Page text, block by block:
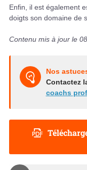
Enfin, il est également
doigts son domaine de
Contenu mis à jour le
Nos
Contactez
coachs